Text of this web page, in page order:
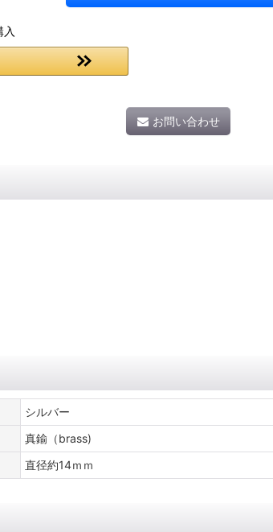
お問い合わせ
シルバー
真鍮（brass)
直径約14ｍｍ